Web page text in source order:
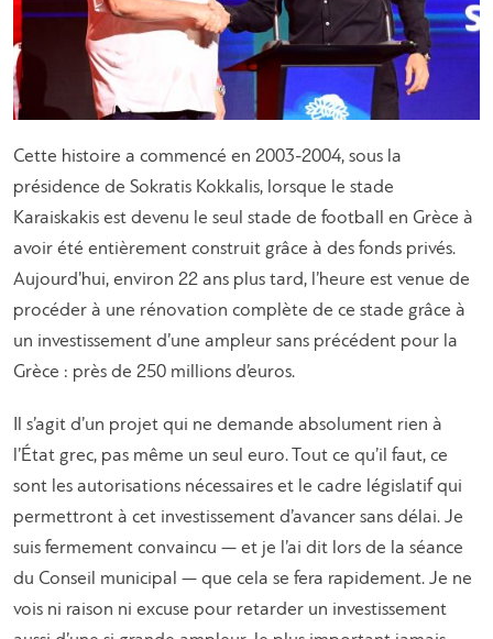
Cette histoire a commencé en 2003-2004, sous la
présidence de Sokratis Kokkalis, lorsque le stade
Karaiskakis est devenu le seul stade de football en Grèce à
avoir été entièrement construit grâce à des fonds privés.
Aujourd’hui, environ 22 ans plus tard, l’heure est venue de
procéder à une rénovation complète de ce stade grâce à
un investissement d’une ampleur sans précédent pour la
Grèce : près de 250 millions d’euros.
Il s’agit d’un projet qui ne demande absolument rien à
l’État grec, pas même un seul euro. Tout ce qu’il faut, ce
sont les autorisations nécessaires et le cadre législatif qui
permettront à cet investissement d’avancer sans délai. Je
suis fermement convaincu — et je l’ai dit lors de la séance
du Conseil municipal — que cela se fera rapidement. Je ne
vois ni raison ni excuse pour retarder un investissement